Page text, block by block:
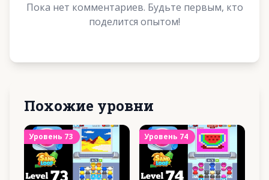
Пока нет комментариев. Будьте первым, кто
поделится опытом!
Похожие уровни
Уровень 73 Уровень 74